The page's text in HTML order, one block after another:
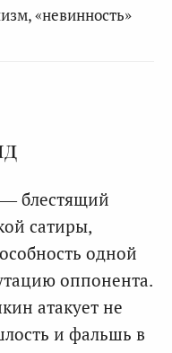
«невинность»
блестящий
сатиры,
одной
оппонента.
атакует не
и фальшь в